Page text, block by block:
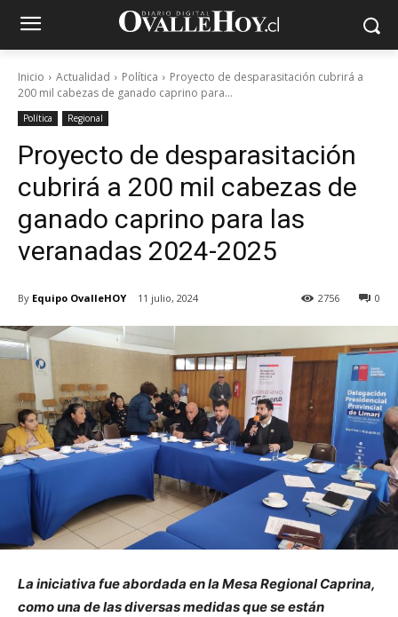
Inicio Actualidad Política
Proyecto de desparasitación cubrirá a
200 mil cabezas de ganado caprino para...
Política Regional
Proyecto de desparasitación
cubrirá a 200 mil cabezas de
ganado caprino para las
veranadas 2024-2025
By Equipo OvalleHOY 11 julio, 2024 0
2756
La iniciativa fue abordada en la Mesa Regional Caprina,
como una de las diversas medidas que se están